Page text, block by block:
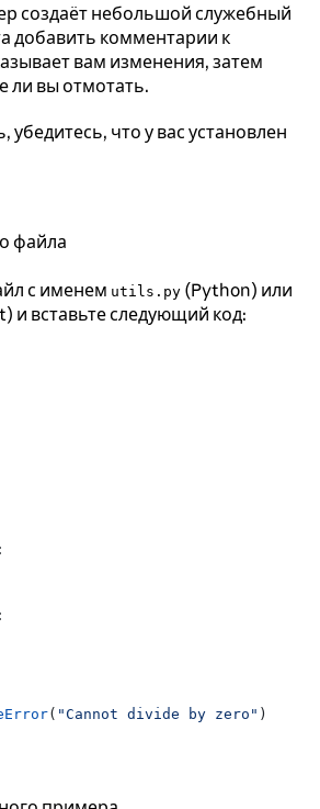
создаёт небольшой служебный
добавить комментарии к
вам изменения, затем
ли вы отмотать.
что у вас установлен
файла
с именем utils.py (Python) или
и вставьте следующий код:
( "Cannot divide by zero" )